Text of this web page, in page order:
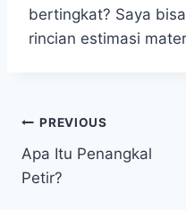
bertingkat? Saya
rincian estimasi
PREVIOUS
Apa Itu Penangkal
Petir?